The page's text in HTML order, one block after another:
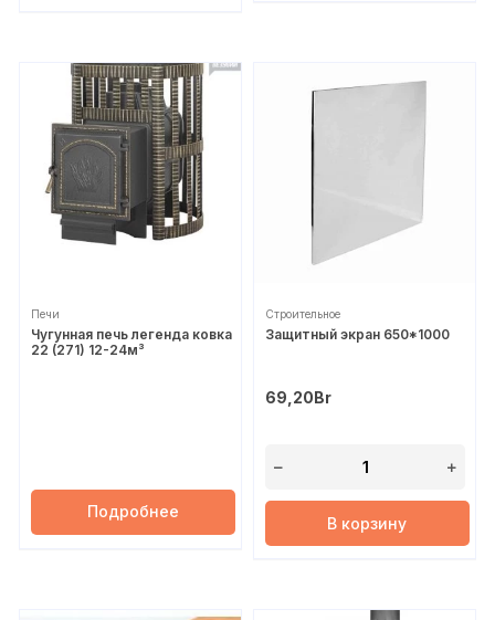
Печи
Чугунная печь легенда ковка
22 (271) 12-24м³
Подробнее
Строительное
Защитный экран 650*1000
69,20Br
В корзину